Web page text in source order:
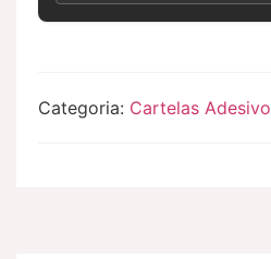
Categoria: Cartelas Adesivo